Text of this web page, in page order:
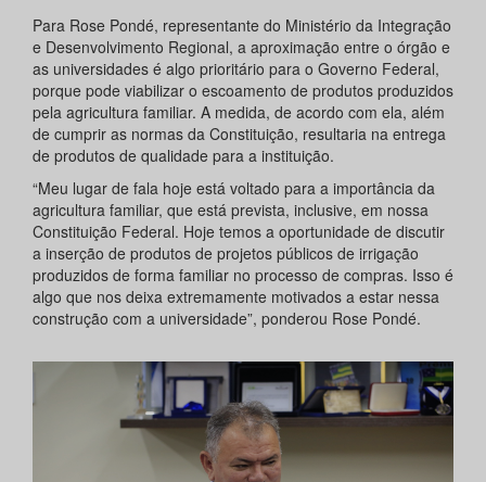
Para Rose Pondé, representante do Ministério da Integração
e Desenvolvimento Regional, a aproximação entre o órgão e
as universidades é algo prioritário para o Governo Federal,
porque pode viabilizar o escoamento de produtos produzidos
pela agricultura familiar. A medida, de acordo com ela, além
de cumprir as normas da Constituição, resultaria na entrega
de produtos de qualidade para a instituição.
“Meu lugar de fala hoje está voltado para a importância da
agricultura familiar, que está prevista, inclusive, em nossa
Constituição Federal. Hoje temos a oportunidade de discutir
a inserção de produtos de projetos públicos de irrigação
produzidos de forma familiar no processo de compras. Isso é
algo que nos deixa extremamente motivados a estar nessa
construção com a universidade”, ponderou Rose Pondé.